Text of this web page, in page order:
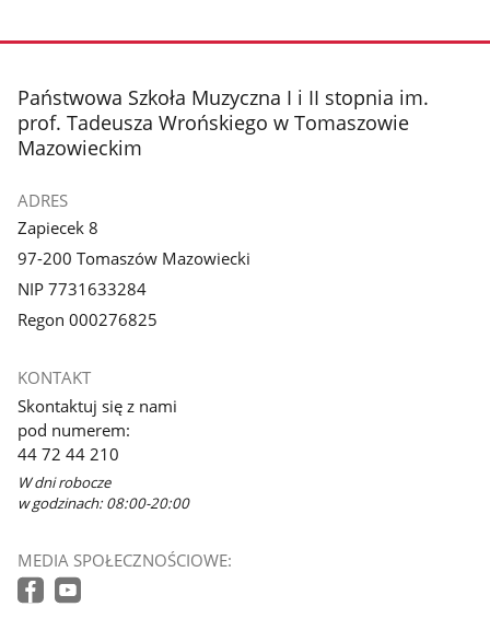
stopka
Państwowa Szkoła Muzyczna I i II stopnia im.
prof. Tadeusza Wrońskiego w Tomaszowie
Mazowieckim
ADRES
Zapiecek 8
97-200 Tomaszów Mazowiecki
NIP 7731633284
Regon 000276825
KONTAKT
Skontaktuj się z nami
pod numerem:
44 72 44 210
W dni robocze
w godzinach: 08:00-20:00
MEDIA SPOŁECZNOŚCIOWE: